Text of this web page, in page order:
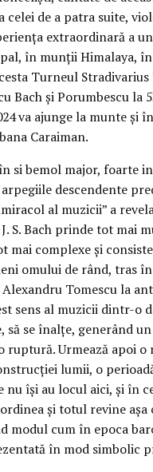
celei de a patra suite,
extraordinară a
în munții Himalaya,
Turneul
Bach și Porumbescu la
va ajunge la munte și
Caraiman.
si bemol major, foarte
descendente
al muzicii” a
S. Bach prinde tot mai
mai complexe și
omului de rând, tras
Tomescu la
sens al muzicii dintr-o
să se înalțe, generând
ruptură. Urmează apoi
lumii, o
nu își au locul aici, și în
și totul revine așa
modul cum în epoca
în mod simbolic